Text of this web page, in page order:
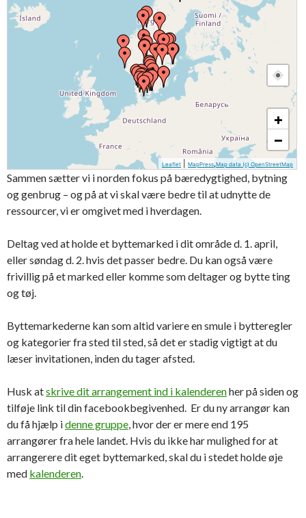
+
−
Leaflet MapPress,Map data (c) OpenStreetMap
Sammen sætter vi i norden fokus på bæredygtighed, bytning
og genbrug – og på at vi skal være bedre til at udnytte de
ressourcer, vi er omgivet med i hverdagen.
Deltag ved atholde et byttemarked i dit område d. 1. april,
eller søndag d. 2. hvis det passer bedre. Du kan også være
frivillig på et marked eller komme som deltager og bytte ting
og tøj.
Byttemarkederne kan som altid variere en smule i bytteregler
og kategorier fra sted til sted, så det er stadig vigtigt at du
læser invitationen, inden du tager afsted.
Husk atskrive dit arrangement ind i kalenderenher på siden og
tilføje link til din facebookbegivenhed. Er du ny arrangør kan
du få hjælp idenne gruppe, hvor der er mere end 195
arrangører fra hele landet. Hvis du ikke har mulighed for at
arrangerere dit eget byttemarked, skal du i stedet holde øje
med kalenderen.